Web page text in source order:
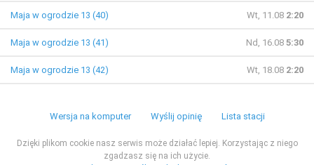
Maja w ogrodzie 13 (40) Wt, 11.08 2:20
Maja w ogrodzie 13 (41) Nd, 16.08 5:30
Maja w ogrodzie 13 (42) Wt, 18.08 2:20
Wersja na komputer Wyślij opinię Lista stacji
Dzięki plikom cookie nasz serwis może działać lepiej. Korzystając z niego
zgadzasz się na ich użycie.